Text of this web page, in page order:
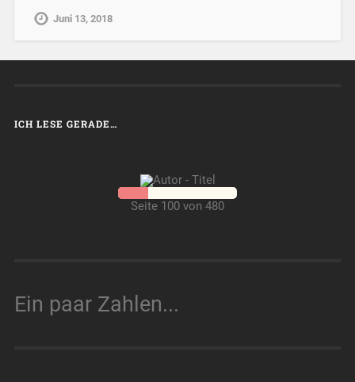
Juni 13, 2018
ICH LESE GERADE…
Seite 100 von 480
Ein paar Zahlen...